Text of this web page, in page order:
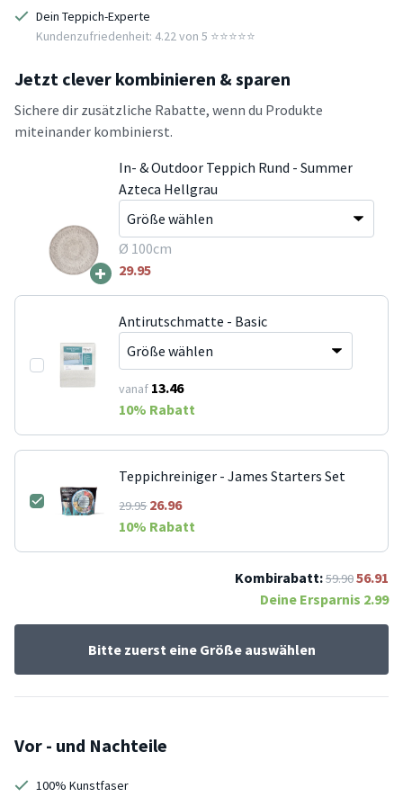
Dein Teppich-Experte
Kundenzufriedenheit: 4.22 von 5 ⭐️⭐️⭐️⭐️⭐️
Jetzt clever kombinieren & sparen
Sichere dir zusätzliche Rabatte, wenn du Produkte
miteinander kombinierst.
+
In- & Outdoor Teppich Rund - Summer
Azteca Hellgrau
Ø 100cm
29.95
Antirutschmatte - Basic
vanaf 13.46
10% Rabatt
Teppichreiniger - James Starters Set
29.9526.96
10% Rabatt
Kombirabatt:59.9056.91
Deine Ersparnis 2.99
Bitte zuerst eine Größe auswählen
Vor - und Nachteile
100% Kunstfaser